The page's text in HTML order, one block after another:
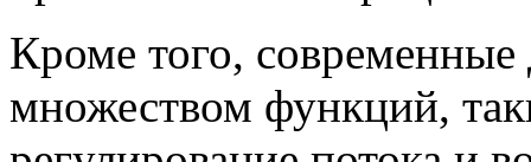
Кроме того,
множеством функций,